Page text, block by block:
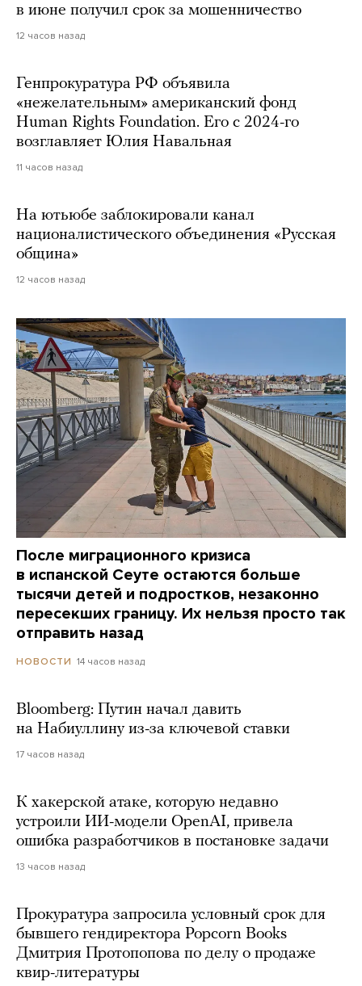
в июне получил срок за мошенничество
12 часов назад
Генпрокуратура РФ объявила
«нежелательным» американский фонд
Human Rights Foundation. Его с 2024-го
возглавляет Юлия Навальная
11 часов назад
На ютьюбе заблокировали канал
националистического объединения «Русская
община»
12 часов назад
После миграционного кризиса
в испанской Сеуте остаются больше
тысячи детей и подростков, незаконно
пересекших границу. Их нельзя просто так
отправить назад
НОВОСТИ 14 часов назад
Bloomberg: Путин начал давить
на Набиуллину из-за ключевой ставки
17 часов назад
К хакерской атаке, которую недавно
устроили ИИ-модели OpenAI, привела
ошибка разработчиков в постановке задачи
13 часов назад
Прокуратура запросила условный срок для
бывшего гендиректора Popcorn Books
Дмитрия Протопопова по делу о продаже
квир-литературы